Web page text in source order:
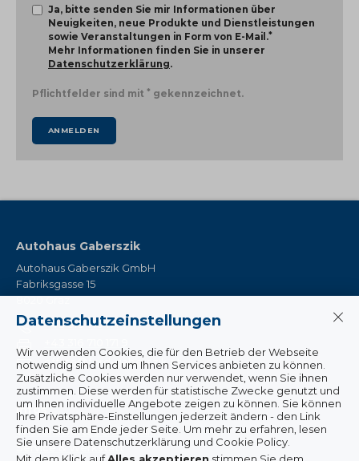
Ja, bitte senden Sie mir Informationen über
Neuigkeiten, neue Produkte und Dienstleistungen
sowie Veranstaltungen in Form von E-Mail.*
Mehr Informationen finden Sie in unserer
Datenschutzerklärung.
Pflichtfelder sind mit * gekennzeichnet.
ANMELDEN
Autohaus Gaberszik
Autohaus Gaberszik GmbH
Fabriksgasse 15
8020 Graz
+43 316 710 171
office@ford-gaberszik.at
Infos
Wissenswertes & Aktuelles
Service & Werkstatt
Datenschutzeinstellungen
Wir verwenden Cookies, die für den Betrieb der Webseite
notwendig sind und um Ihnen Services anbieten zu können.
Zusätzliche Cookies werden nur verwendet, wenn Sie ihnen
zustimmen. Diese werden für statistische Zwecke genutzt und
um Ihnen individuelle Angebote zeigen zu können. Sie können
Ihre Privatsphäre-Einstellungen jederzeit ändern - den Link
finden Sie am Ende jeder Seite. Um mehr zu erfahren, lesen
Sie unsere Datenschutzerklärung und Cookie Policy.